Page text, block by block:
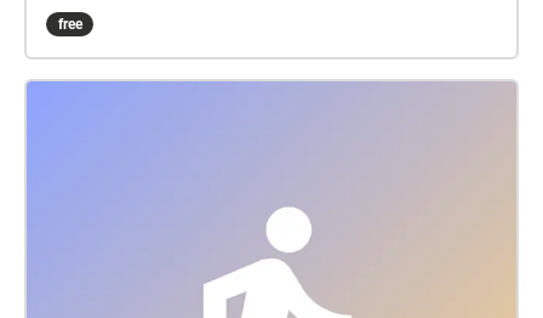
the Promenade du Soleil.
free